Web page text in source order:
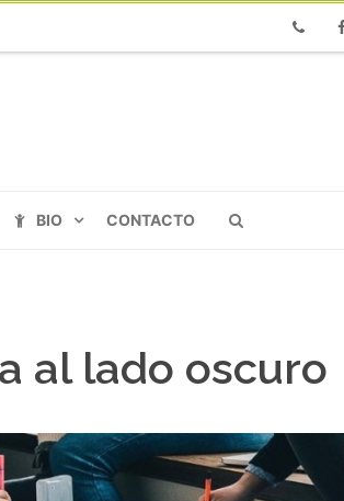
BIO CONTACTO
al lado oscuro